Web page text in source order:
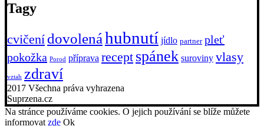
Tagy
cvičení dovolenáhubnutí jídlo partner pleť
pokožka Porod příprava recept spánek suroviny vlasy
vztah zdraví
2017 Všechna práva vyhrazena
Suprzena.cz
Na stránce používáme cookies. O jejich používání se blíže můžete
informovat zde Ok